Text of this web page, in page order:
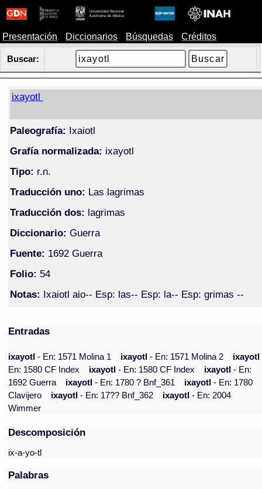
Presentación Diccionarios Búsquedas Créditos
Buscar:
ixayotl
Paleografía: Ixaiotl
Grafía normalizada: ixayotl
Tipo: r.n.
Traducción uno: Las lagrimas
Traducción dos: lagrimas
Diccionario: Guerra
Fuente: 1692 Guerra
Folio: 54
Notas: Ixaiotl aio-- Esp: las-- Esp: la-- Esp: grimas --
Entradas
ixayotl- En: 1571 Molina 1 ixayotl- En: 1571 Molina 2
ixayotl
En: 1580 CF Index
ixayotl- En: 1580 CF Index ixayotl- En:
1692 Guerra
ixayotl- En: 1780 ? Bnf_361 ixayotl- En: 1780
Clavijero
ixayotl- En: 17?? Bnf_362 ixayotl- En: 2004
Wimmer
Descomposición
ix-a-yo-tl
Palabras